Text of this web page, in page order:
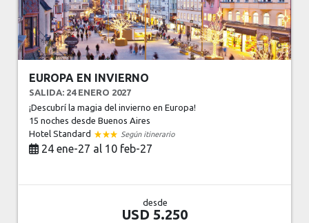
EUROPA EN INVIERNO
SALIDA: 24 ENERO 2027
¡Descubrí la magia del invierno en Europa!
15 nochesdesde Buenos Aires
Hotel Standard
Según itinerario
24 ene-27 al 10 feb-27
desde
USD 5.250